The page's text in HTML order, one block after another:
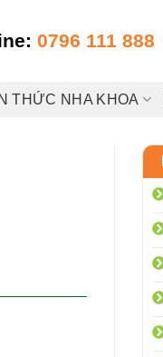
0796 111 888
THỨC NHA KHOA